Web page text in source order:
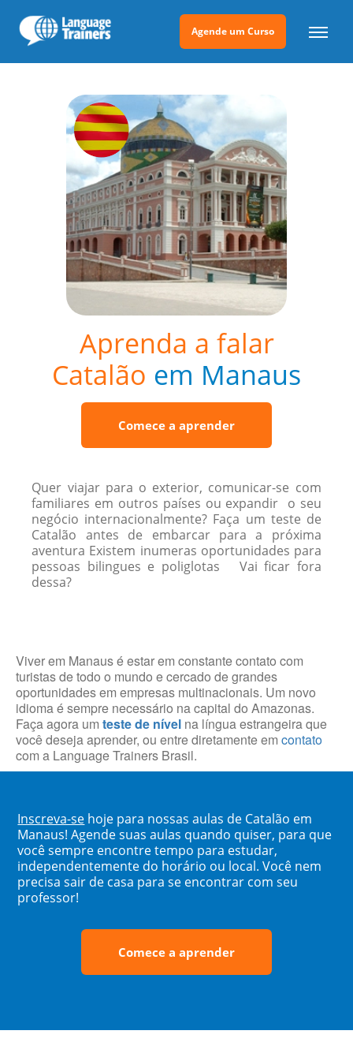
Agende um Curso
Aprenda a falar
Catalão em Manaus
Comece a aprender
Quer viajar para o exterior, comunicar-se com
familiares em outros países ou expandir o seu
negócio internacionalmente? Faça um teste de
Catalão antes de embarcar para a próxima
aventura Existem inumeras oportunidades para
pessoas bilingues e poliglotas Vai ficar fora
dessa?
Viver em Manaus é estar em constante contato com
turistas de todo o mundo e cercado de grandes
oportunidades em empresas multinacionais. Um novo
idioma é sempre necessário na capital do Amazonas.
Faça agora um teste de nível na língua estrangeira que
você deseja aprender, ou entre diretamente em contato
com a Language Trainers Brasil.
Inscreva-se hoje para nossas aulas de Catalão em
Manaus! Agende suas aulas quando quiser, para que
você sempre encontre tempo para estudar,
independentemente do horário ou local. Você nem
precisa sair de casa para se encontrar com seu
professor!
Comece a aprender